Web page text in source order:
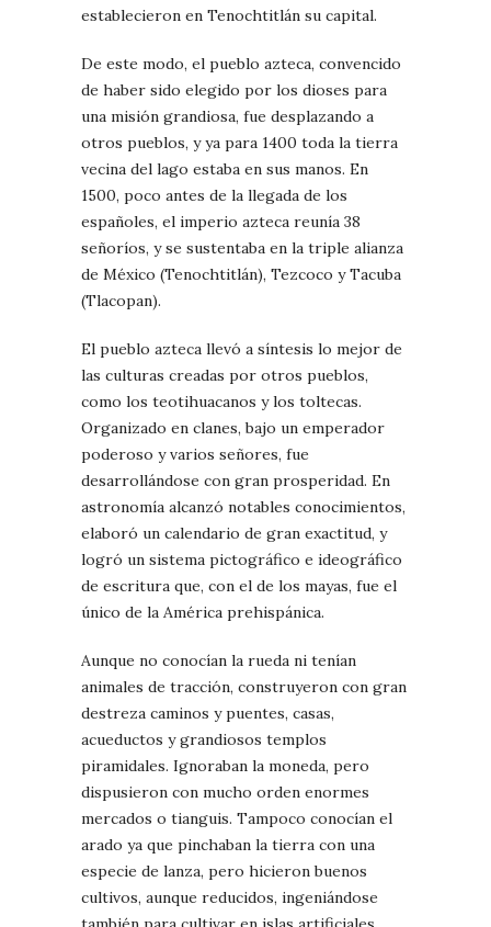
establecieron en Tenochtitlán su capital.
De este modo, el pueblo azteca, convencido
de haber sido elegido por los dioses para
una misión grandiosa, fue desplazando a
otros pueblos, y ya para 1400 toda la tierra
vecina del lago estaba en sus manos. En
1500, poco antes de la llegada de los
españoles, el imperio azteca reunía 38
señoríos, y se sustentaba en la triple alianza
de México (Tenochtitlán), Tezcoco y Tacuba
(Tlacopan).
El pueblo azteca llevó a síntesis lo mejor de
las culturas creadas por otros pueblos,
como los teotihuacanos y los toltecas.
Organizado en clanes, bajo un emperador
poderoso y varios señores, fue
desarrollándose con gran prosperidad. En
astronomía alcanzó notables conocimientos,
elaboró un calendario de gran exactitud, y
logró un sistema pictográfico e ideográfico
de escritura que, con el de los mayas, fue el
único de la América prehispánica.
Aunque no conocían la rueda ni tenían
animales de tracción, construyeron con gran
destreza caminos y puentes, casas,
acueductos y grandiosos templos
piramidales. Ignoraban la moneda, pero
dispusieron con mucho orden enormes
mercados o tianguis. Tampoco conocían el
arado ya que pinchaban la tierra con una
especie de lanza, pero hicieron buenos
cultivos, aunque reducidos, ingeniándose